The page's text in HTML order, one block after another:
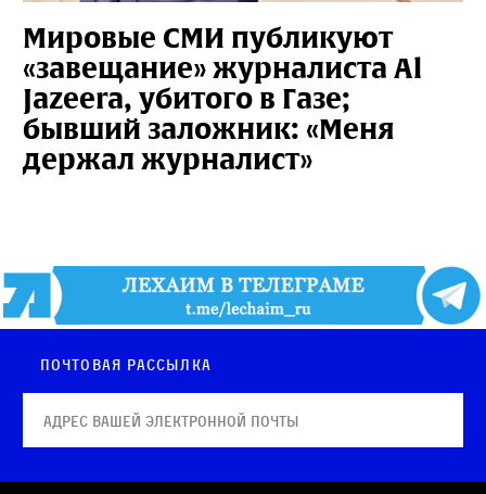
Мировые СМИ публикуют
«завещание» журналиста Al
Jazeera, убитого в Газе;
бывший заложник: «Меня
держал журналист»
Почтовая рассылка